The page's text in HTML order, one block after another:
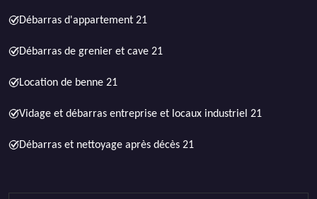
Débarras d'appartement 21
Débarras de grenier et cave 21
Location de benne 21
Vidage et débarras entreprise et locaux industriel 21
Débarras et nettoyage après décès 21